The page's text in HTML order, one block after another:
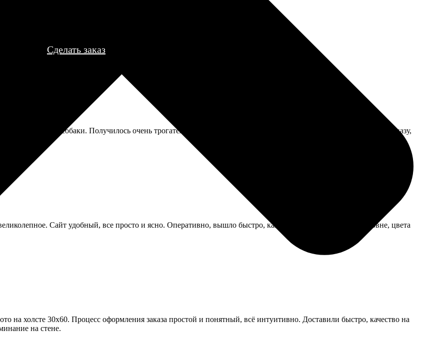
Сделать заказ
с фото умершей собаки. Получилось очень трогательно, качество на высоте. Спасибо, что бережно отнеслись к заказу,
Сайт удобный, все просто и ясно. Оперативно, вышло быстро, как и обещали. Качество на уровне, цвета
на холсте 30х60. Процесс оформления заказа простой и понятный, всё интуитивно. Доставили быстро, качество на
на стене.